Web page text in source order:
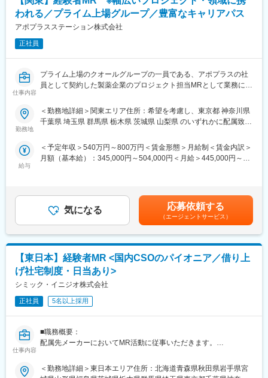
当社は、国内CRO事業のパイオニアであり、リーディングカンパ
ニーであるシミックグループと、欧米を中心に多様なCSOサービ
スをグローバルに展開する、Inizio Engageを親会社に持つジョイ
規模なものから、日本市場に新規参入する企業のプロジェクトな
ど、規模やミッションも様々です。
（2）様々なバックグラウンドを持った社員が活躍
当社は、業界2位のMR数（750名）を有しており、ほぼ全員が中
（3）業界トップクラスの手厚い福利厚生
ています。
・1日あたり1,500円の外勤手当を支給
・家賃の60％を会社負担する借上社宅制度（持家からの通勤者等
一部を除く）
・転勤が必要な場合、転居費用は会社負担（単身赴任手当や帰省
旅費補助あり）
（4）豊富なキャリアパス
在籍期間や雇用形態に問わず、業績評価と上長からの推薦があれ
また、MRトレーナーや事業開発、人事・採用など、MR経験を活
シミックグループ内の社内公募制度を使って、治験支援などに携
わることも可能です。
われる／プライム上場グループ／豊富なキャリアパス
アポプラスステーション株式会社
正社員
仕事内容
プライム上場のクオールグループの一員である、アポプラスの社
員として契約した製薬企業のプロジェクト担当MRとして業務に従
メーカーなどプロジェクトは多岐に渡りますので、今までの経験
を活かせる環境が整っています。
■営業スタイル：担当エリアの医療機関（開業医、病院）を訪問し
用情報を収集を行っていただきます。
・新薬のプロモーション
※プロジェクトマネージャー、スーパーバイザー(SV)より、日々の
活動についてフォローを受けられる環境です。全国にSVを配置
し、素早くフォローができる体制をとっています。
■キャリアパス：コントラクトMRとしての働き方以外にも、スキ
ルアップを図りプロジェクトマネージャー等のマネジメント業
務、あるいは本社スタッフとしてMR経験を活かした業務に就くな
どのキャリアパスもございます。
(1)充実した教育体制：
・製品研修（約2週間～2ヶ月、プロジェクトによる）：入社オリ
・継続教育：APS COLLEGEという当社オリジナルの教育システ
ムがございます。まず、G（ジェネラル）MRとして基礎を身に着
て「医療経営士」の取得を目指していただくことも可能です。
(2)プロジェクトマネジメント体制：プロジェクトマネージャー、
勤務地
＜勤務地詳細＞関東エリア住所：希望を考慮し、東京都 神奈川県
千葉県 埼玉県 群馬県 栃木県 茨城県 山梨県 のいずれかに配属致し
業所（リモートワーク含む）
給与
＜予定年収＞540万円～800万円＜賃金形態＞月給制＜賃金内訳＞
月額（基本給）：345,000円～504,000円＜月給＞445,000円～
す。※その他の手当は「待遇・福利厚生」欄をご参照ください。昇
給：年1回★頑張りに応じて年収UP★赴任先の評価次第で大幅に
年収をUPできます。（年2回業績給改定）賃金はあくまでも目安
の金額であり、選考を通じて上下する可能性があります。月給(月
額)は固定手当を含めた表記です。
気になる 応募依頼する
（エージェントサービス）
【東日本】経験者MR <国内CSOのパイオニア／借り上
げ社宅制度・日当あり>
シミック・イニジオ株式会社
正社員 5名以上採用
仕事内容
■職務概要：
配属先メーカーにおいてMR活動に従事いただきます。
■新薬プロジェクト95％超／常時60以上のプロジェクトが稼働
プロジェクトの数やバリエーションはキャリア形成に直結するた
＜勤務地詳細＞東日本エリア住所：北海道青森県秋田県岩手県宮